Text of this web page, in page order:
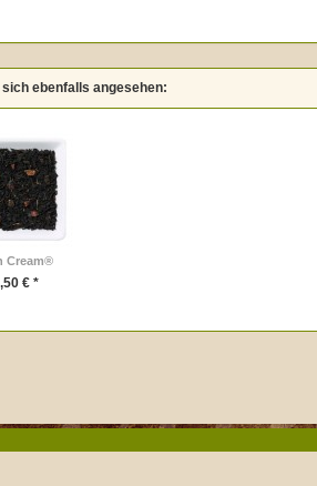
sich ebenfalls angesehen:
Cream®
€ *